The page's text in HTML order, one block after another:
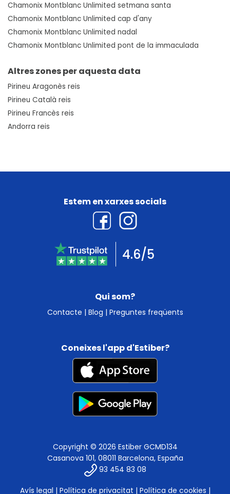
Chamonix Montblanc Unlimited setmana santa
Chamonix Montblanc Unlimited cap d'any
Chamonix Montblanc Unlimited nadal
Chamonix Montblanc Unlimited pont de la immaculada
Altres zones per aquesta data
Pirineu Aragonès reis
Pirineu Català reis
Pirineu Francès reis
Andorra reis
Qui som?
Contacte | Blog | Preguntes freqüents
Estem en xarxes socials
4.6/5
Coneixes l'app d'Estiber?
Copyright © 2026 Estiber GCMD134
Casanova 101, 08011 Barcelona, España
93 454 83 08
Avís legal | Política de privacitat | Política de cookies |